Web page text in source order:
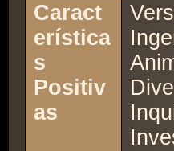
Caract
erística
s
Positiv
as